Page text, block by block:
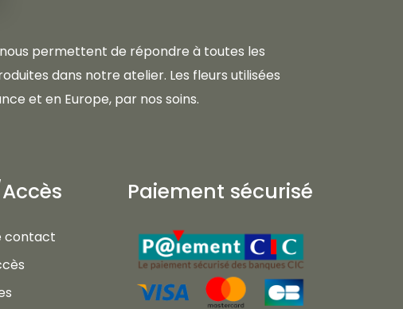
permettent de répondre à toutes les
dans notre atelier. Les fleurs utilisées
et en Europe, par nos soins.
contact
Paiement sécurisé